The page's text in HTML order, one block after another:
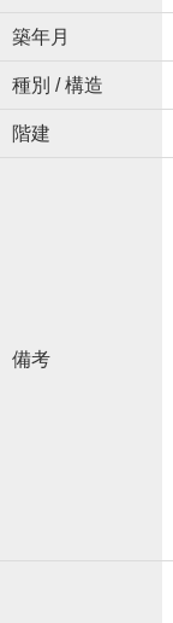
築年月
種別 / 構造
階建
備考